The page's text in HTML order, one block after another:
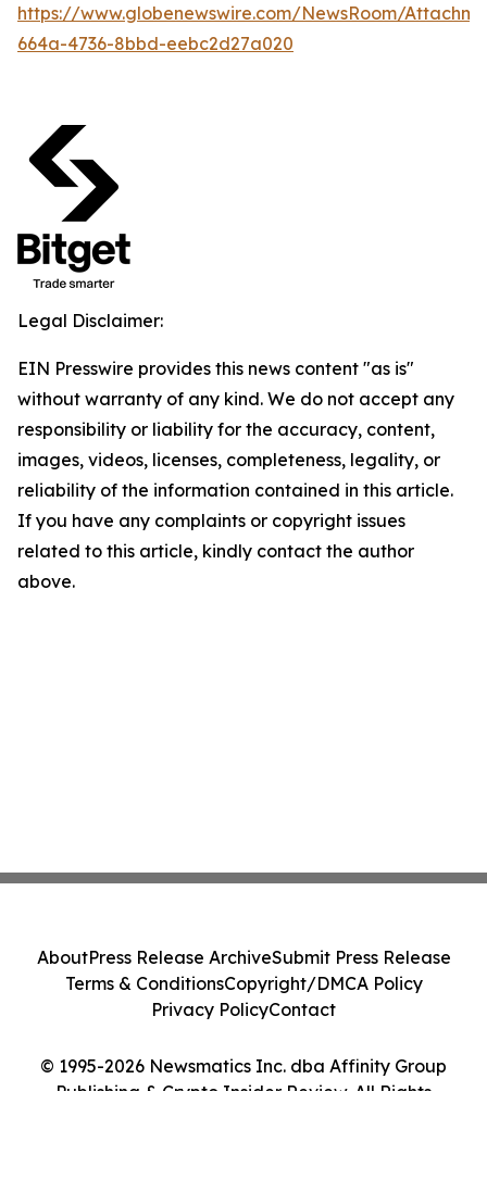
https://www.globenewswire.com/NewsRoom/
664a-4736-8bbd-eebc2d27a020
Legal Disclaimer:
EIN Presswire provides this news content "as is"
without warranty of any kind. We do not accept any
responsibility or liability for the accuracy, content,
images, videos, licenses, completeness, legality, or
reliability of the information contained in this article.
If you have any complaints or copyright issues
related to this article, kindly contact the author
above.
© 1995-2026 Newsmatics Inc. dba Affinity Group
Publishing & Crypto Insider Review. All Rights
AboutPress Release ArchiveSubmit Press Release
Terms & ConditionsCopyright/DMCA Policy
Privacy PolicyContact